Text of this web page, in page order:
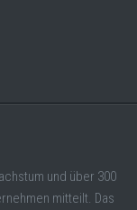
und über 300
mitteilt. Das